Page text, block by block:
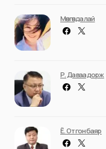
Мөнгөндалай
Р. Даваадорж
Ё. Отгонбаяр